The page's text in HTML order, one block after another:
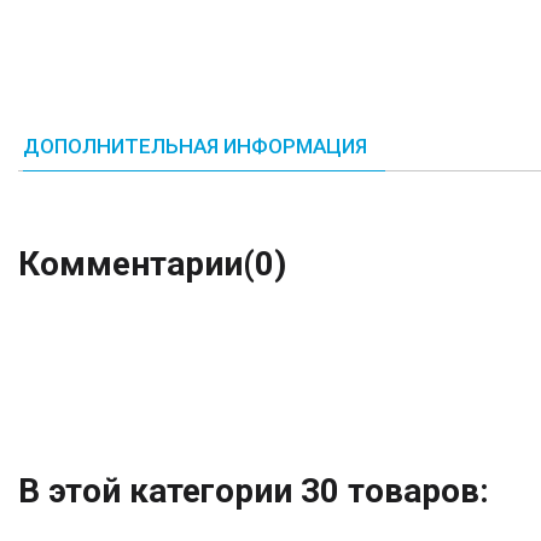
ДОПОЛНИТЕЛЬНАЯ ИНФОРМАЦИЯ
Комментарии(0)
В этой категории 30 товаров: